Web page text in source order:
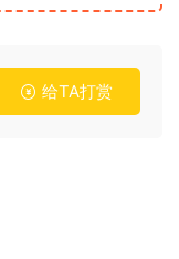
给TA打赏